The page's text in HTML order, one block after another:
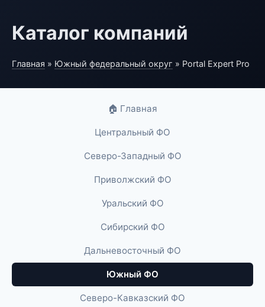
Каталог компаний
Главная » Южный федеральный округ » Portal Expert Pro
🏠 Главная
Центральный ФО
Северо-Западный ФО
Приволжский ФО
Уральский ФО
Сибирский ФО
Дальневосточный ФО
Южный ФО
Северо-Кавказский ФО